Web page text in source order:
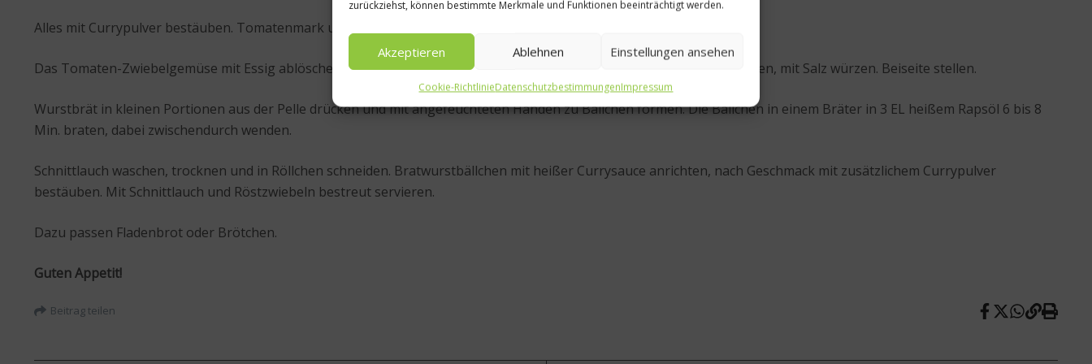
zurückziehst, können bestimmte Merkmale und Funktionen beeinträchtigt werden.
Akzeptieren Ablehnen Einstellungen ansehen
Cookie-RichtlinieDatenschutzbestimmungenImpressum
Alles mit Currypulver bestäuben. Tomatenmark und Mango-Chutney unterrühren, kurz
Das Tomaten-Zwiebelgemüse mit Essig ablöschen und mit Tomatensaft auffüllen. In wenigen Minuten dicklich einkochen, mit Salz würzen. Beiseite stellen.
Wurstbrät in kleinen Portionen aus der Pelle drücken und mit angefeuchteten Händen zu Bällchen formen. Die Bällchen in einem Bräter in 3 EL heißem Rapsöl 6 bis 8
Min. braten, dabei zwischendurch wenden.
Schnittlauch waschen, trocknen und in Röllchen schneiden. Bratwurstbällchen mit heißer Currysauce anrichten, nach Geschmack mit zusätzlichem Currypulver
bestäuben. Mit Schnittlauch und Röstzwiebeln bestreut servieren.
Dazu passen Fladenbrot oder Brötchen.
Guten Appetit!
Beitrag teilen